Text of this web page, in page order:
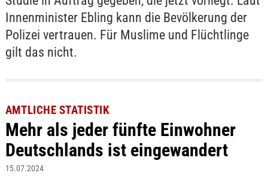
Innenminister Ebling kann die Bevölkerung der
Polizei vertrauen. Für Muslime und Flüchtlinge
gilt das nicht.
AMTLICHE STATISTIK
Mehr als jeder fünfte Einwohner
Deutschlands ist eingewandert
15.07.2024